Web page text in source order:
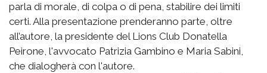
parla di morale, di colpa o di pena, stabilire dei limiti
certi. Alla presentazione prenderanno parte, oltre
all’autore, la presidente del Lions Club Donatella
Peirone, l'avvocato Patrizia Gambino e Maria Sabini,
che dialogherà con l'autore.